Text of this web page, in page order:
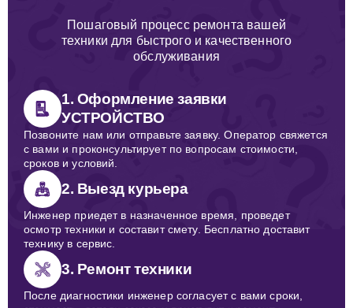
Пошаговый процесс ремонта вашей
техники для быстрого и качественного
обслуживания
1. Оформление заявки
УСТРОЙСТВО
Позвоните нам или отправьте заявку. Оператор свяжется
с вами и проконсультирует по вопросам стоимости,
сроков и условий.
2. Выезд курьера
Инженер приедет в назначенное время, проведет
осмотр техники и составит смету. Бесплатно доставит
технику в сервис.
3. Ремонт техники
После диагностики инженер согласует с вами сроки,